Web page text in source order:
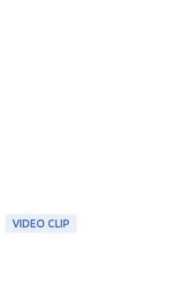
VIDEO CLIP